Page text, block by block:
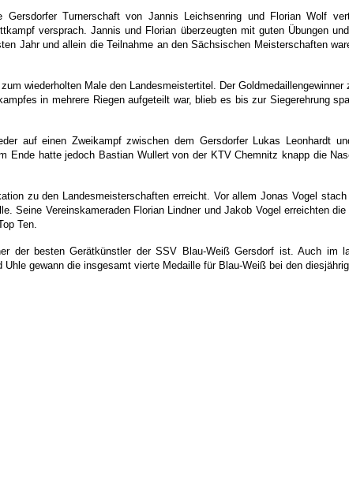
Turnerschaft von Jannis Leichsenring und Florian Wolf
versprach. Jannis und Florian überzeugten mit guten Übungen
Jahr und allein die Teilnahme an den Sächsischen Meisterschaften
wiederholten Male den Landesmeistertitel. Der
in mehrere Riegen aufgeteilt war, blieb es bis zur Siegerehrung
auf einen Zweikampf zwischen dem Gersdorfer Lukas Leonhardt
Ende hatte jedoch Bastian Wullert von der KTV Chemnitz knapp die
zu den Landesmeisterschaften erreicht. Vor allem Jonas Vogel
Seine Vereinskameraden Florian Lindner und Jakob Vogel erreichten
Ten.
besten Gerätkünstler der SSV Blau-Weiß Gersdorf ist. Auch im
gewann die insgesamt vierte Medaille für Blau-Weiß bei den